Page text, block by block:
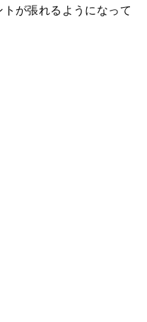
が張れるようになって